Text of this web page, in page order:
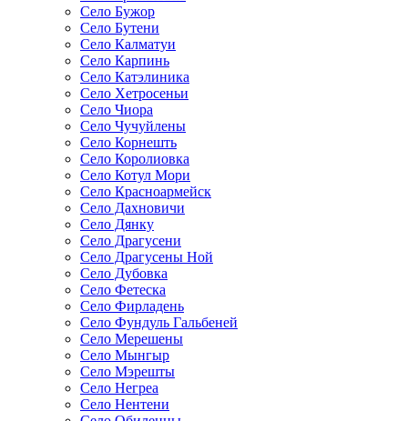
Село Бужор
Село Бутени
Село Калматуи
Село Карпинь
Село Катэлиника
Село Хетросеньи
Село Чиора
Село Чучуйлены
Село Корнешть
Село Королиовка
Село Котул Мори
Село Красноармейск
Село Дахновичи
Село Дянку
Село Драгусени
Село Драгусены Ной
Село Дубовка
Село Фетеска
Село Фирладень
Село Фундуль Гальбеней
Село Мерешены
Село Мынгыр
Село Мэрешты
Село Негреа
Село Нентени